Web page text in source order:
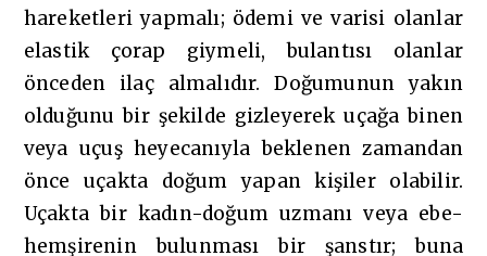
hareketleri yapmalı; ödemi ve varisi olanlar
elastik çorap giymeli, bulantısı olanlar
önceden ilaç almalıdır. Doğumunun yakın
olduğunu bir şekilde gizleyerek uçağa binen
veya uçuş heyecanıyla beklenen zamandan
önce uçakta doğum yapan kişiler olabilir.
Uçakta bir kadın-doğum uzmanı veya ebe-
hemşirenin bulunması bir şanstır; buna